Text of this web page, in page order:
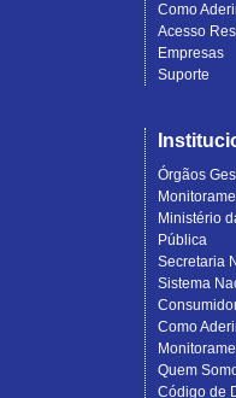
Como
Acesso
Empresas
Suporte
Órgãos
Ministério
Pública
Secretaria
Sistema
Como
Quem
Código de